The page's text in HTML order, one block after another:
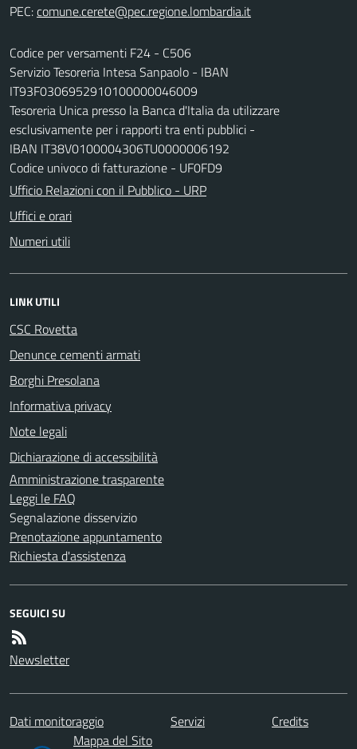
PEC:
Codice per versamenti F24 - C506
Servizio Tesoreria Intesa Sanpaolo - IBAN
IT93F0306952910100000046009
Tesoreria Unica presso la Banca d'Italia da utilizzare
esclusivamente per i rapporti tra enti pubblici -
IBAN IT38V0100004306TU0000006192
Codice univoco di fatturazione - UF0FD9
Ufficio Relazioni con il Pubblico - URP
Uffici e orari
Numeri utili
LINK UTILI
CSC Rovetta
Denunce cementi armati
Borghi Presolana
Informativa privacy
Note legali
Dichiarazione di accessibilità
Amministrazione trasparente
Leggi le FAQ
Segnalazione disservizio
Prenotazione appuntamento
Richiesta d'assistenza
SEGUICI SU
Newsletter
Dati monitoraggio Servizi
Credits
Mappa del Sito